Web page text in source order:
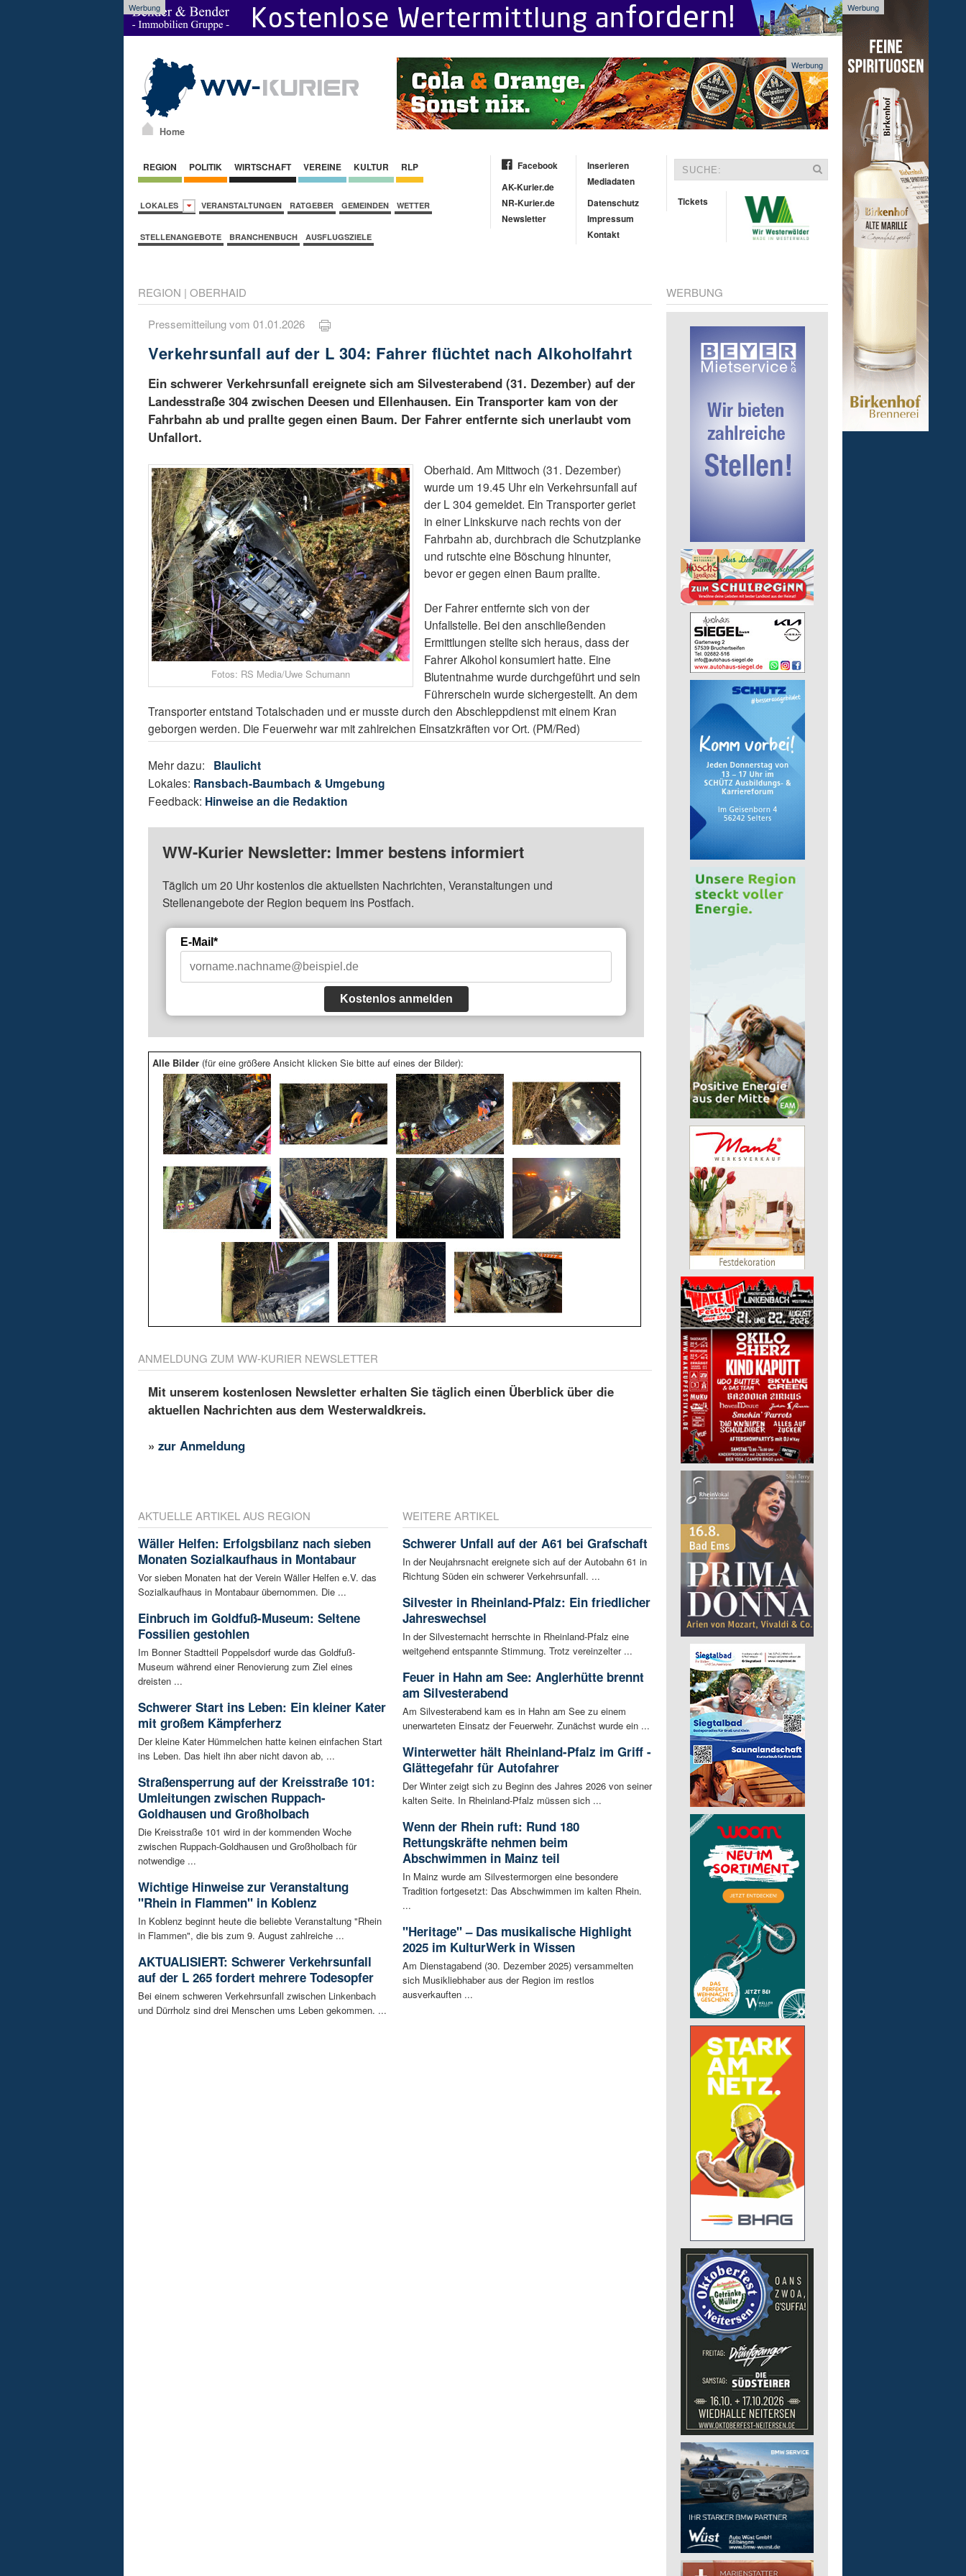
Werbung Werbung
Home
Werbung
REGION POLITIK WIRTSCHAFT VEREINE KULTUR RLP
LOKALES VERANSTALTUNGEN RATGEBER GEMEINDEN WETTER
STELLENANGEBOTE BRANCHENBUCH AUSFLUGSZIELE
Facebook
AK-Kurier.de
NR-Kurier.de
Newsletter
Inserieren
Mediadaten
Datenschutz
Impressum
Kontakt
Tickets
REGION | OBERHAID
Pressemitteilung vom 01.01.2026
Verkehrsunfall auf der L 304: Fahrer flüchtet nach Alkoholfahrt
Ein schwerer Verkehrsunfall ereignete sich am Silvesterabend (31. Dezember) auf der
Landesstraße 304 zwischen Deesen und Ellenhausen. Ein Transporter kam von der
Fahrbahn ab und prallte gegen einen Baum. Der Fahrer entfernte sich unerlaubt vom
Unfallort.
Fotos: RS Media/Uwe Schumann
Oberhaid. Am Mittwoch (31. Dezember)
wurde um 19.45 Uhr ein Verkehrsunfall auf
der L 304 gemeldet. Ein Transporter geriet
in einer Linkskurve nach rechts von der
Fahrbahn ab, durchbrach die Schutzplanke
und rutschte eine Böschung hinunter,
bevor er gegen einen Baum prallte.
Der Fahrer entfernte sich von der
Unfallstelle. Bei den anschließenden
Ermittlungen stellte sich heraus, dass der
Fahrer Alkohol konsumiert hatte. Eine
Blutentnahme wurde durchgeführt und sein
Führerschein wurde sichergestellt. An dem
Transporter entstand Totalschaden und er musste durch den Abschleppdienst mit einem Kran
geborgen werden. Die Feuerwehr war mit zahlreichen Einsatzkräften vor Ort. (PM/Red)
Mehr dazu: Blaulicht
Lokales: Ransbach-Baumbach & Umgebung
Feedback: Hinweise an die Redaktion
WW-Kurier Newsletter: Immer bestens informiert
Täglich um 20 Uhr kostenlos die aktuellsten Nachrichten, Veranstaltungen und
Stellenangebote der Region bequem ins Postfach.
E-Mail*
Kostenlos anmelden
Alle Bilder (für eine größere Ansicht klicken Sie bitte auf eines der Bilder):
ANMELDUNG ZUM WW-KURIER NEWSLETTER
Mit unserem kostenlosen Newsletter erhalten Sie täglich einen Überblick über die
aktuellen Nachrichten aus dem Westerwaldkreis.
»zur Anmeldung
AKTUELLE ARTIKEL AUS REGION
Wäller Helfen: Erfolgsbilanz nach sieben
Monaten Sozialkaufhaus in Montabaur
Vor sieben Monaten hat der Verein Wäller Helfen e.V. das
Sozialkaufhaus in Montabaur übernommen. Die ...
Einbruch im Goldfuß-Museum: Seltene
Fossilien gestohlen
Im Bonner Stadtteil Poppelsdorf wurde das Goldfuß-
Museum während einer Renovierung zum Ziel eines
dreisten ...
Schwerer Start ins Leben: Ein kleiner Kater
mit großem Kämpferherz
Der kleine Kater Hümmelchen hatte keinen einfachen Start
ins Leben. Das hielt ihn aber nicht davon ab, ...
Straßensperrung auf der Kreisstraße 101:
Umleitungen zwischen Ruppach-
Goldhausen und Großholbach
Die Kreisstraße 101 wird in der kommenden Woche
zwischen Ruppach-Goldhausen und Großholbach für
notwendige ...
Wichtige Hinweise zur Veranstaltung
"Rhein in Flammen" in Koblenz
In Koblenz beginnt heute die beliebte Veranstaltung "Rhein
in Flammen", die bis zum 9. August zahlreiche ...
AKTUALISIERT: Schwerer Verkehrsunfall
auf der L 265 fordert mehrere Todesopfer
Bei einem schweren Verkehrsunfall zwischen Linkenbach
und Dürrholz sind drei Menschen ums Leben gekommen. ...
WEITERE ARTIKEL
Schwerer Unfall auf der A61 bei Grafschaft
In der Neujahrsnacht ereignete sich auf der Autobahn 61 in
Richtung Süden ein schwerer Verkehrsunfall. ...
Silvester in Rheinland-Pfalz: Ein friedlicher
Jahreswechsel
In der Silvesternacht herrschte in Rheinland-Pfalz eine
weitgehend entspannte Stimmung. Trotz vereinzelter ...
Feuer in Hahn am See: Anglerhütte brennt
am Silvesterabend
Am Silvesterabend kam es in Hahn am See zu einem
unerwarteten Einsatz der Feuerwehr. Zunächst wurde ein ...
Winterwetter hält Rheinland-Pfalz im Griff -
Glättegefahr für Autofahrer
Der Winter zeigt sich zu Beginn des Jahres 2026 von seiner
kalten Seite. In Rheinland-Pfalz müssen sich ...
Wenn der Rhein ruft: Rund 180
Rettungskräfte nehmen beim
Abschwimmen in Mainz teil
In Mainz wurde am Silvestermorgen eine besondere
Tradition fortgesetzt: Das Abschwimmen im kalten Rhein.
...
"Heritage" – Das musikalische Highlight
2025 im KulturWerk in Wissen
Am Dienstagabend (30. Dezember 2025) versammelten
sich Musikliebhaber aus der Region im restlos
ausverkauften ...
WERBUNG